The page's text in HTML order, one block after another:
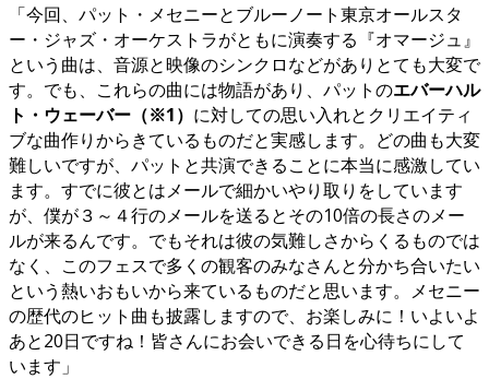
「今回、パット・メセニーとブルーノート東京オールスタ
ー・ジャズ・オーケストラがともに演奏する『オマージュ』
という曲は、音源と映像のシンクロなどがありとても大変で
す。でも、これらの曲には物語があり、パットのエバーハル
ト・ウェーバー（※1） に対しての思い入れとクリエイティ
ブな曲作りからきているものだと実感します。どの曲も大変
難しいですが、パットと共演できることに本当に感激してい
ます。すでに彼とはメールで細かいやり取りをしています
が、僕が３～４行のメールを送るとその10倍の長さのメー
ルが来るんです。でもそれは彼の気難しさからくるものでは
なく、このフェスで多くの観客のみなさんと分かち合いたい
という熱いおもいから来ているものだと思います。メセニー
の歴代のヒット曲も披露しますので、お楽しみに！いよいよ
あと20日ですね！皆さんにお会いできる日を心待ちにして
います」